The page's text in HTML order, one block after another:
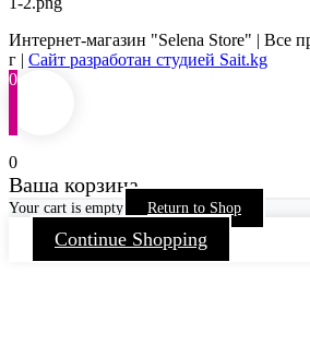
Интернет-магазин "Selena Store" | Все
г | Сайт разработан студией Sait.kg
0
0
Ваша корзина
Your cart is empty Return to Shop
Continue Shopping